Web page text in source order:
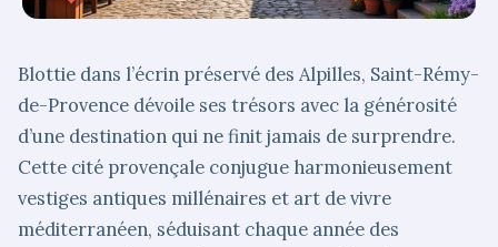
Blottie dans l’écrin préservé des Alpilles, Saint-Rémy-
de-Provence dévoile ses trésors avec la générosité
d’une destination qui ne finit jamais de surprendre.
Cette cité provençale conjugue harmonieusement
vestiges antiques millénaires et art de vivre
méditerranéen, séduisant chaque année des